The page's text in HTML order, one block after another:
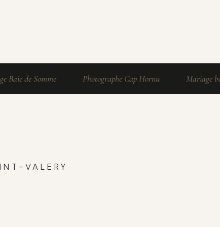
de Somme Photographe Cap Hornu Mariage bord
VALERY